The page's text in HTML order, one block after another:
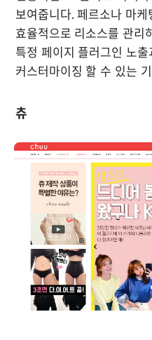
보여줍니다. 페르소나 마케
효율적으로 리소스를 관리
특정 페이지 플러그인 노출
커스터마이징 할 수 있는
츄